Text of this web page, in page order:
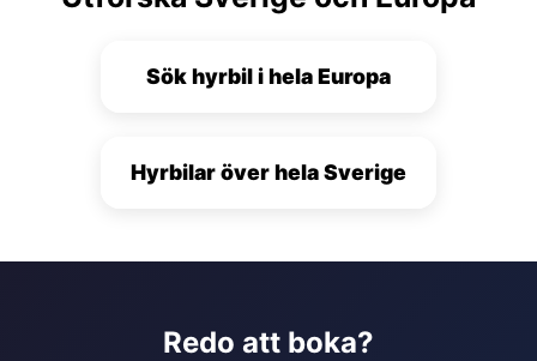
Sök hyrbil i hela Europa
Hyrbilar över hela Sverige
Redo att boka?